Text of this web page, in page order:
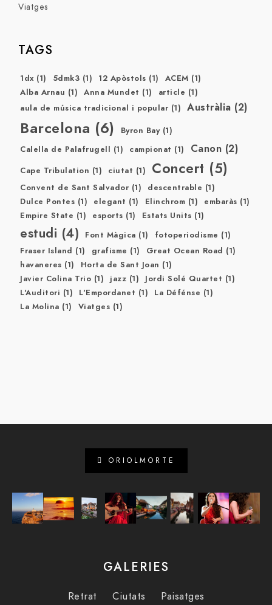
Viatges
TAGS
1dx(1) 5dmk3 (1) 12 Apòstols (1) ACEM (1)
Alba Arnau (1) Anna Mundet (1) article (1)
aula de música tradicional i popular (1) Austràlia (2)
Barcelona (6) Byron Bay(1)
Calella de Palafrugell (1) campionat (1) Canon (2)
Cape Tribulation (1) ciutat (1) Concert (5)
Convent de Sant Salvador (1) descentrable (1)
Dulce Pontes (1) elegant (1) Elinchrom (1) embaràs (1)
Empire State (1) esports (1) Estats Units (1)
estudi (4) Font Màgica (1) fotoperiodisme (1)
Fraser Island (1) grafisme (1) Great Ocean Road (1)
havaneres (1) Horta de Sant Joan (1)
Javier Colina Trio (1) jazz (1) Jordi Solé Quartet (1)
L'Auditori (1) L'Empordanet (1) La Défénse (1)
La Molina (1) Viatges (1)
ORIOLMORTE
GALERIES
Retrat Ciutats
Paisatges